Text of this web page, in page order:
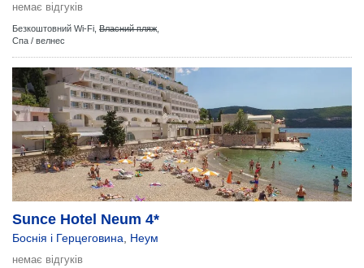
немає відгуків
Безкоштовний Wi-Fi, Власний пляж
Спа / велнес
Sunce Hotel Neum 4*
Боснія і Герцеговина Неум
немає відгуків